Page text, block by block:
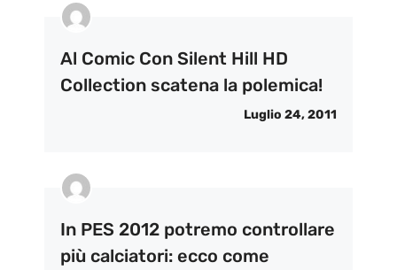
Al Comic Con Silent Hill HD
Collection scatena la polemica!
Luglio 24, 2011
In PES 2012 potremo controllare
più calciatori: ecco come